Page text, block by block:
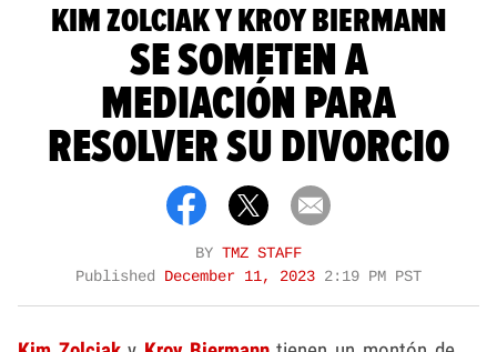
KIM ZOLCIAK Y KROY BIERMANN
SE SOMETEN A
MEDIACIÓN PARA
RESOLVER SU DIVORCIO
BY TMZ STAFF
Published December 11, 2023 2:19 PM PST